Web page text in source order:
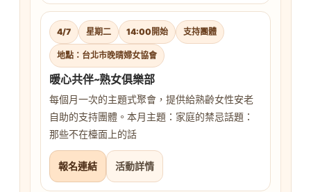
4/7 星期二 14:00開始 支持團體
地點：台北市晚晴婦女協會
暖心共伴~熟女俱樂部
每個月一次的主題式聚會，提供給熟齡女性安老
自助的支持團體。本月主題：家庭的禁忌話題：
那些不在檯面上的話
報名連結 活動詳情